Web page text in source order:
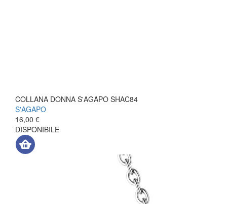
COLLANA DONNA S'AGAPO SHAC84
S'AGAPO
16,00 €
DISPONIBILE